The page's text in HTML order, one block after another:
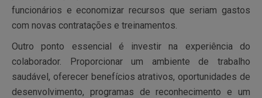
funcionários e economizar recursos que seriam gastos
com novas contratações e treinamentos.
Outro ponto essencial é investir na experiência do
colaborador. Proporcionar um ambiente de trabalho
saudável, oferecer benefícios atrativos, oportunidades de
desenvolvimento, programas de reconhecimento e um